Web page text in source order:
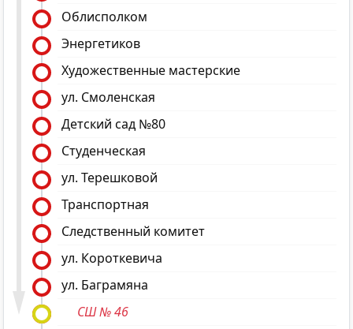
Облисполком
Энергетиков
Художественные мастерские
ул. Смоленская
Детский сад №80
Студенческая
ул. Терешковой
Транспортная
Следственный комитет
ул. Короткевича
ул. Баграмяна
СШ № 46